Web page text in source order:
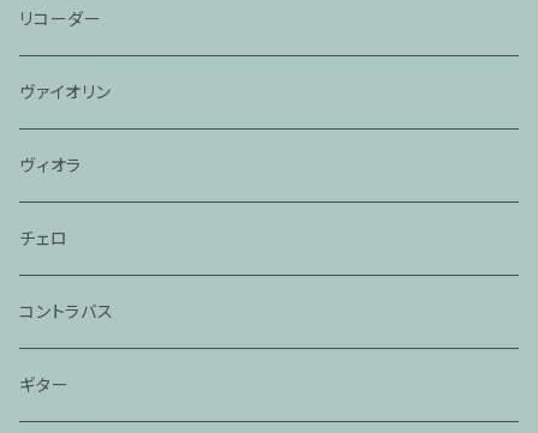
リコーダー
ヴァイオリン
ヴィオラ
チェロ
コントラバス
ギター